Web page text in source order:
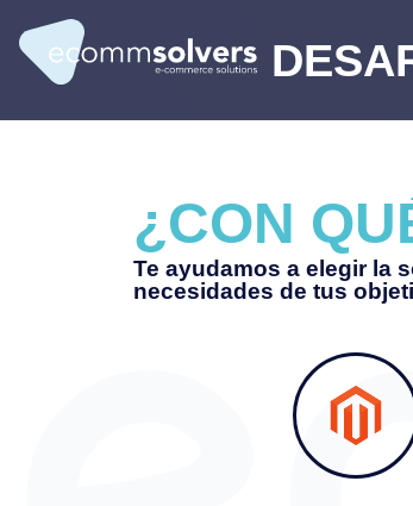
¿CON
Te ayudamos a elegir la
necesidades de tus